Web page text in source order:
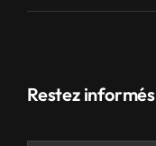
Restez informés